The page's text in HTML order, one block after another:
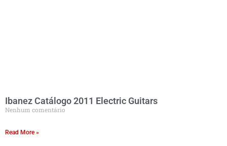
Ibanez Catálogo 2011 Electric Guitars
Nenhum comentário
Read More »